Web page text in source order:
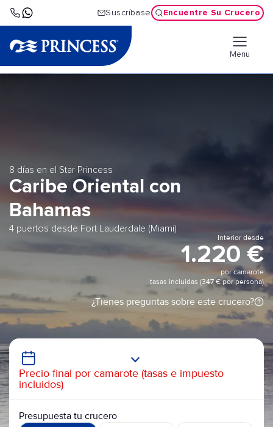
Suscríbase Encuentre Su Crucero
Menu
8 días en el Star Princess
Caribe Oriental con
Bahamas
4 puertos desde Fort Lauderdale (Miami)
Interior desde
1.220 €
por camarote
tasas incluidas (347 € por persona)
¿Tienes preguntas sobre este crucero?
Precio final por camarote (tasas e impuesto
incluidos)
Presupuesta tu crucero